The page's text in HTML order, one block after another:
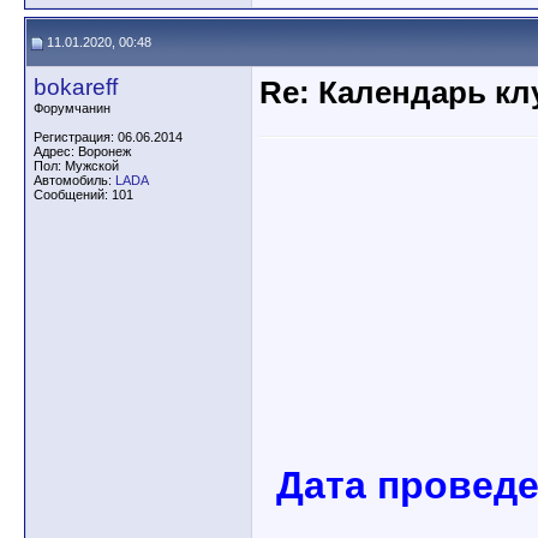
11.01.2020, 00:48
bokareff
Форумчанин
Регистрация: 06.06.2014
Адрес: Воронеж
Пол: Мужской
Автомобиль: LADA
Сообщений: 101
Re: Календарь
Дата